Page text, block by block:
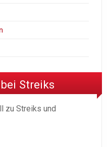
Streiks
zu Streiks und